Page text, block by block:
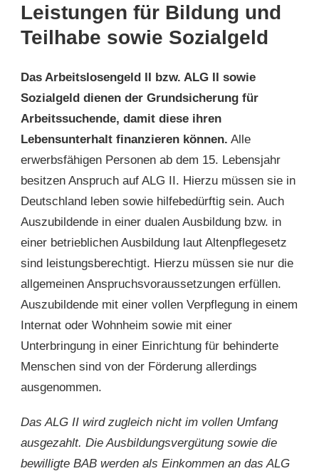
Leistungen für Bildung und
Teilhabe sowie Sozialgeld
Das Arbeitslosengeld II bzw. ALG II sowie
Sozialgeld dienen der Grundsicherung für
Arbeitssuchende, damit diese ihren
Lebensunterhalt finanzieren können. Alle
erwerbsfähigen Personen ab dem 15. Lebensjahr
besitzen Anspruch auf ALG II. Hierzu müssen sie in
Deutschland leben sowie hilfebedürftig sein. Auch
Auszubildende in einer dualen Ausbildung bzw. in
einer betrieblichen Ausbildung laut Altenpflegesetz
sind leistungsberechtigt. Hierzu müssen sie nur die
allgemeinen Anspruchsvoraussetzungen erfüllen.
Auszubildende mit einer vollen Verpflegung in einem
Internat oder Wohnheim sowie mit einer
Unterbringung in einer Einrichtung für behinderte
Menschen sind von der Förderung allerdings
ausgenommen.
Das ALG II wird zugleich nicht im vollen Umfang
ausgezahlt. Die Ausbildungsvergütung sowie die
bewilligte BAB werden als Einkommen an das ALG